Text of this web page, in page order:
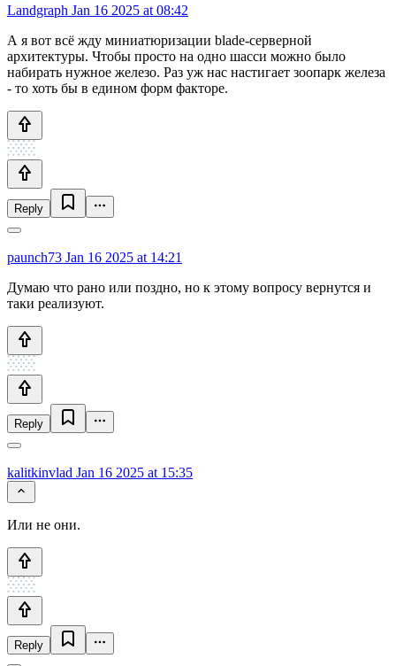
Landgraph Jan 16 2025 at 08:42
А я вот всё жду миниатюризации blade-серверной
архитектуры. Чтобы просто на одно шасси можно было
набирать нужное железо. Раз уж нас настигает зоопарк железа
- то хоть бы в едином форм факторе.
Reply
paunch73 Jan 16 2025 at 14:21
Думаю что рано или поздно, но к этому вопросу вернутся и
таки реализуют.
Reply
kalitkinvlad Jan 16 2025 at 15:35
Или не они.
Reply